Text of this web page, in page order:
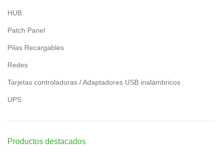
HUB
Patch Panel
Pilas Recargables
Redes
Tarjetas controladoras / Adaptadores USB inalámbricos
UPS
Productos destacados